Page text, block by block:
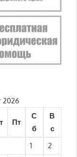
2026
Пт
С
б
В
с
1
2